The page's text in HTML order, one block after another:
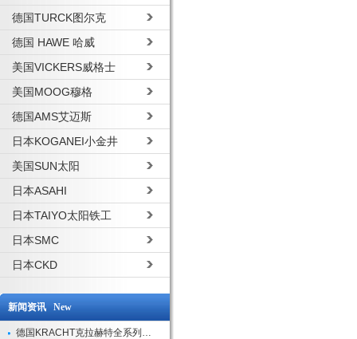
德国TURCK图尔克
德国 HAWE 哈威
美国VICKERS威格士
美国MOOG穆格
德国AMS艾迈斯
日本KOGANEI小金井
美国SUN太阳
日本ASAHI
日本TAIYO太阳铁工
日本SMC
日本CKD
新闻资讯 New
德国KRACHT克拉赫特全系列现货库存